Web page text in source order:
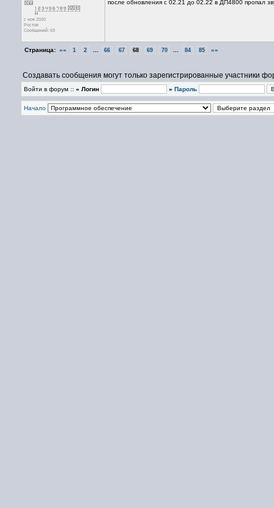
с ноя 2020
Ростов
Сообщений: 63
после обновления с 02.21 до 02.22 в ДП4800 пропал
Страница: «« 1 2 66 67 68 69 70 84 85 »»
Создавать сообщения могут только зарегистрированные участники
Войти в форум :: » Логин » Пароль
Начало